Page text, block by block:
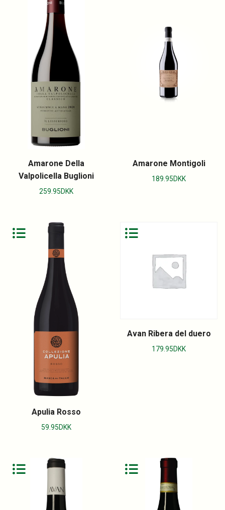
Amarone Della
Valpolicella Buglioni
259.95DKK
Amarone Montigoli
189.95DKK
Apulia Rosso
59.95DKK
Avan Ribera del duero
179.95DKK